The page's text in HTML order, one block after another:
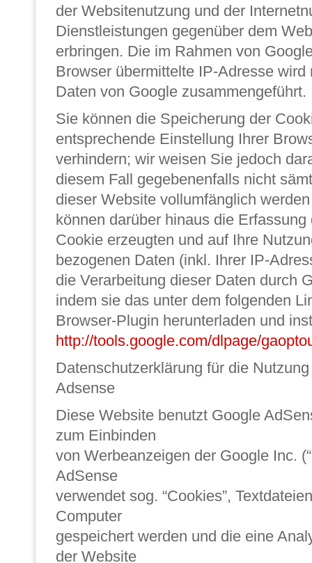
der Websitenutzung und der
Dienstleistungen gegenüber dem
erbringen. Die im Rahmen von
Browser übermittelte IP-Adresse wird
Daten von Google zusammengeführt.
Sie können die Speicherung der
entsprechende Einstellung Ihrer
verhindern; wir weisen Sie jedoch
diesem Fall gegebenenfalls nicht
dieser Website vollumfänglich
können darüber hinaus die Erfassung
Cookie erzeugten und auf Ihre
bezogenen Daten (inkl. Ihrer IP-
die Verarbeitung dieser Daten durch
indem sie das unter dem folgenden
Browser-Plugin herunterladen und
http://tools.google.com/dlpage/
Datenschutzerklärung für die
Adsense
Diese Website benutzt Google
zum Einbinden
von Werbeanzeigen der Google Inc.
AdSense
verwendet sog. “Cookies”,
Computer
gespeichert werden und die eine
der Website